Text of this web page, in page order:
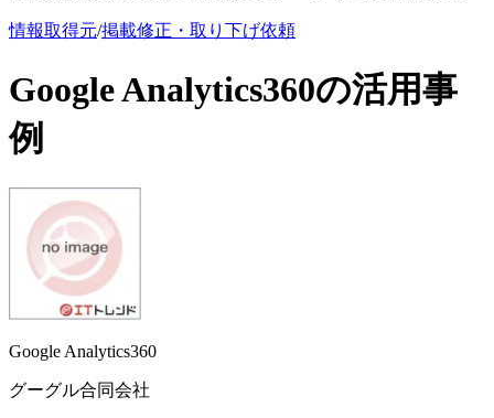
情報取得元/掲載修正・取り下げ依頼
Google Analytics360の活用事
例
Google Analytics360
グーグル合同会社